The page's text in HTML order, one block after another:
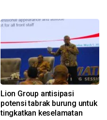
Lion Group antisipasi
potensi tabrak burung untuk
tingkatkan keselamatan